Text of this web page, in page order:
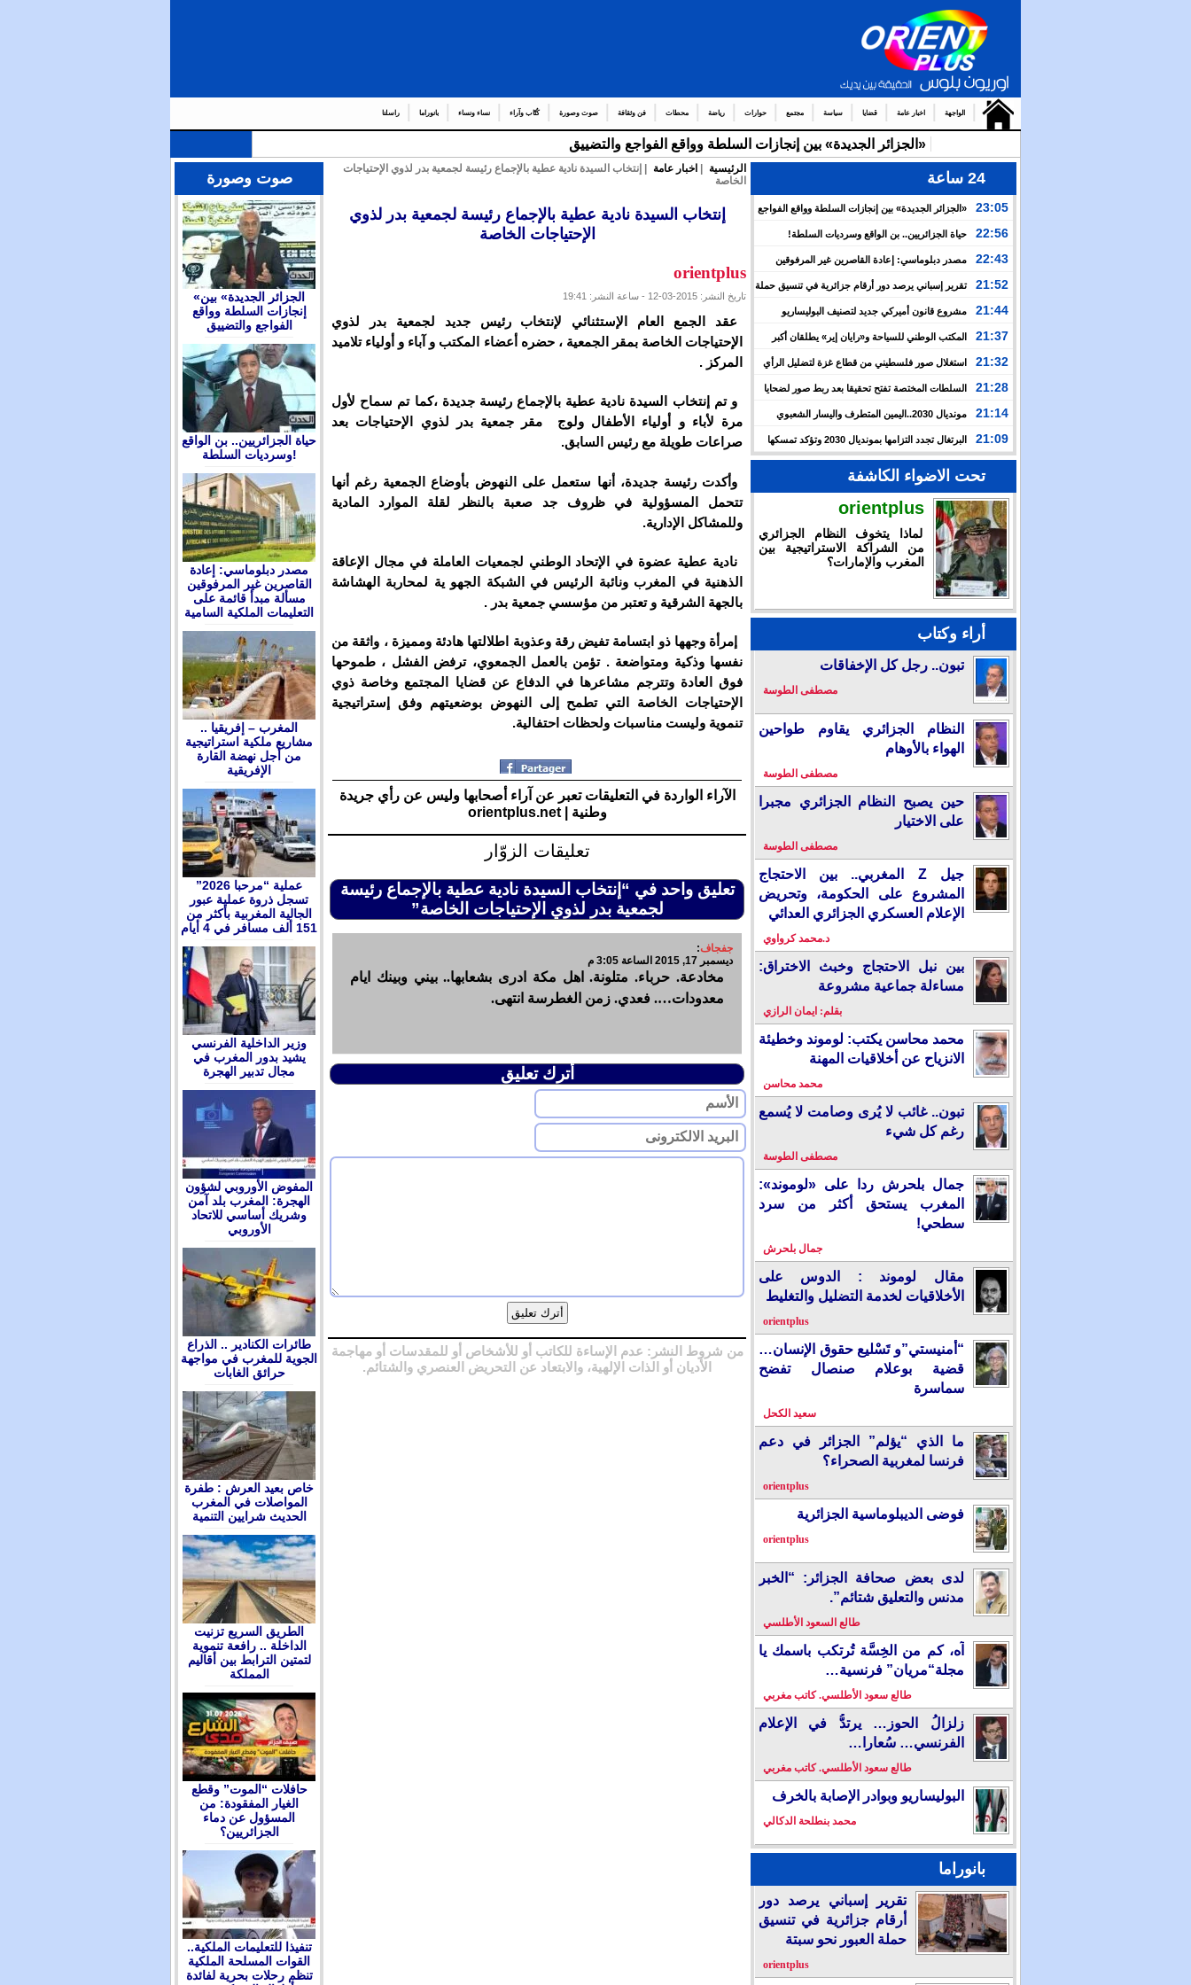
الواجهة اخبار عامة قضايا سياسة مجتمع حوارات رياضة محطات فن وثقافة صوت وصورة كُتّاب وآراء نساء ونساء بانوراما راسلنا
«الجزائر الجديدة» بين إنجازات السلطة وواقع الفواجع والتضييق
24 ساعة
23:05
«الجزائر الجديدة» بين إنجازات السلطة وواقع الفواجع
والتضييق
22:56 حياة الجزائريين.. بن الواقع وسرديات السلطة!
22:43
مصدر دبلوماسي: إعادة القاصرين غير المرفوقين
مسألة مبدأ قائمة على التعليمات الملكية السامية
21:52
تقرير إسباني يرصد دور أرقام جزائرية في تنسيق حملة
العبور نحو سبتة
21:44
مشروع قانون أميركي جديد لتصنيف البوليساريو
منظمة إرهابية
21:37
المكتب الوطني للسياحة و«رايان إير» يطلقان أكبر
برنامج جوي شتوي نحو المغرب
21:32
استغلال صور فلسطيني من قطاع غزة لتضليل الرأي
العام بشأن أحداث سبتة
21:28
السلطات المختصة تفتح تحقيقا بعد ربط صور لضحايا
حرب غزة بأحداث سبتة
21:14
مونديال 2030..اليمين المتطرف واليسار الشعبوي
يوظفان الهجرة لاستهداف المغرب
21:09
البرتغال تجدد التزامها بمونديال 2030 وتؤكد تمسكها
بالشراكة مع المغرب وإسبانيا
تحت الاضواء الكاشفة
orientplus
لماذا يتخوف النظام الجزائري
من الشراكة الاستراتيجية بين
المغرب والإمارات؟
أراء وكتاب
تبون.. رجل كل الإخفاقات
مصطفى الطوسة
النظام الجزائري يقاوم طواحين
الهواء بالأوهام
مصطفى الطوسة
حين يصبح النظام الجزائري مجبرا
على الاختيار
مصطفى الطوسة
جيل Z المغربي.. بين الاحتجاج
المشروع على الحكومة، وتحريض
الإعلام العسكري الجزائري العدائي
د.محمد كرواوي
بين نبل الاحتجاج وخبث الاختراق:
مساءلة جماعية مشروعة
بقلم: ايمان الرازي
محمد محاسن يكتب: لوموند وخطيئة
الانزياح عن أخلاقيات المهنة
محمد محاسن
تبون.. غائب لا يُرى وصامت لا يُسمع
رغم كل شيء
مصطفى الطوسة
جمال بلحرش ردا على «لوموند»:
المغرب يستحق أكثر من سرد
سطحي!
جمال بلحرش
مقال لوموند : الدوس على
الأخلاقيات لخدمة التضليل والتغليط
orientplus
“أمنيستي”و تَسْليع حقوق الإنسان…
قضية بوعلام صنصال تفضح
سماسرة
سعيد الكحل
ما الذي “يؤلم” الجزائر في دعم
فرنسا لمغربية الصحراء؟
orientplus
فوضى الديبلوماسية الجزائرية
orientplus
لدى بعض صحافة الجزائر: “الخبر
مدنس والتعليق شتائم”.
طالع السعود الأطلسي
آه، كم من الخِسَّة تُرتكب باسمك يا
مجلة“مريان” فرنسية…
طالع سعود الأطلسي. كاتب مغربي
زلزالُ الحوز… يرتدُّ في الإعلام
الفرنسي… سُعارا…
طالع سعود الأطلسي. كاتب مغربي
البوليساريو وبوادر الإصابة بالخرف
محمد بنطلحة الدكالي
بانوراما
تقرير إسباني يرصد دور
أرقام جزائرية في تنسيق
حملة العبور نحو سبتة
orientplus
الرئيسية اخبار عامة
| إنتخاب السيدة نادية عطية بالإجماع رئيسة لجمعية بدر لذوي الإحتياجات
الخاصة
إنتخاب السيدة نادية عطية بالإجماع رئيسة لجمعية بدر لذوي
الإحتياجات الخاصة
orientplus
تاريخ النشر: 2015-03-12 - ساعة النشر: 19:41
عقد الجمع العام الإستثنائي لإنتخاب رئيس جديد لجمعية بدر لذوي
الإحتياجات الخاصة بمقر الجمعية ، حضره أعضاء المكتب و آباء و أولياء تلاميد
المركز .
و تم إنتخاب السيدة نادية عطية بالإجماع رئيسة جديدة ،كما تم سماح لأول
مرة لأباء و أولياء الأطفال ولوج مقر جمعية بدر لذوي الإحتياجات بعد
صراعات طويلة مع رئيس السابق.
وأكدت رئيسة جديدة، أنها ستعمل على النهوض بأوضاع الجمعية رغم أنها
تتحمل المسؤولية في ظروف جد صعبة بالنظر لقلة الموارد المادية
وللمشاكل الإدارية.
نادية عطية عضوة في الإتحاد الوطني لجمعيات العاملة في مجال الإعاقة
الذهنية في المغرب ونائبة الرئيس في الشبكة الجهو ية لمحاربة الهشاشة
بالجهة الشرقية و تعتبر من مؤسسي جمعية بدر .
إمرأة وجهها ذو ابتسامة تفيض رقة وعذوبة اطلالتها هادئة ومميزة ، واثقة من
نفسها وذكية ومتواضعة . تؤمن بالعمل الجمعوي، ترفض الفشل ، طموحها
فوق العادة وتترجم مشاعرها في الدفاع عن قضايا المجتمع وخاصة ذوي
الإحتياجات الخاصة التي تطمح إلى النهوض بوضعيتهم وفق إستراتيجية
تنموية وليست مناسبات ولحظات احتفالية.
الآراء الواردة في التعليقات تعبر عن آراء أصحابها وليس عن رأي جريدة
وطنية | orientplus.net
تعليقات الزوّار
تعليق واحد في “إنتخاب السيدة نادية عطية بالإجماع رئيسة
لجمعية بدر لذوي الإحتياجات الخاصة”
جفجاف:
ديسمبر 17, 2015 الساعة 3:05 م
مخادعة. حرباء. متلونة. اهل مكة ادرى بشعابها.. بيني وبينك ايام
معدودات…. فعدي. زمن الغطرسة انتهى.
أترك تعليق
من شروط النشر: عدم الإساءة للكاتب أو للأشخاص أو للمقدسات أو مهاجمة
الأديان أو الذات الإلهية، والابتعاد عن التحريض العنصري والشتائم.
صوت وصورة
«الجزائر الجديدة» بين
إنجازات السلطة وواقع
الفواجع والتضييق
حياة الجزائريين.. بن الواقع
وسرديات السلطة!
مصدر دبلوماسي: إعادة
القاصرين غير المرفوقين
مسألة مبدأ قائمة على
التعليمات الملكية السامية
المغرب – إفريقيا ..
مشاريع ملكية استراتيجية
من أجل نهضة القارة
الإفريقية
عملية “مرحبا 2026”
تسجل ذروة عملية عبور
الجالية المغربية بأكثر من
151 ألف مسافر في 4 أيام
وزير الداخلية الفرنسي
يشيد بدور المغرب في
مجال تدبير الهجرة
المفوض الأوروبي لشؤون
الهجرة: المغرب بلد آمن
وشريك أساسي للاتحاد
الأوروبي
طائرات الكنادير .. الذراع
الجوية للمغرب في مواجهة
حرائق الغابات
ﺧﺎﺹ ﺑﻌﻴﺪ ﺍﻟﻌﺮﺵ : ﻃﻔﺮﺓ
ﺍﻟﻤﻮﺍﺻﻼﺕ ﻓﻲ ﺍﻟﻤﻐﺮﺏ
ﺍﻟﺤﺪﻳﺚ ﺷﺮﺍﻳﻴﻦ ﺍﻟﺘﻨﻤﻴﺔ
الطريق السريع تزنيت
الداخلة .. رافعة تنموية
لتمتين الترابط بين أقاليم
المملكة
حافلات “الموت” وقطع
الغيار المفقودة: من
المسؤول عن دماء
الجزائريين؟
تنفيذا للتعليمات الملكية..
القوات المسلحة الملكية
تنظم رحلات بحرية لفائدة